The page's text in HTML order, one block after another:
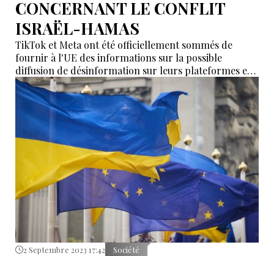
CONCERNANT LE CONFLIT
ISRAËL-HAMAS
TikTok et Meta ont été officiellement sommés de
fournir à l'UE des informations sur la possible
diffusion de désinformation sur leurs plateformes en
rapport avec le conflit israélo-gazaoui.
2 Septembre 2023 17:42 Société